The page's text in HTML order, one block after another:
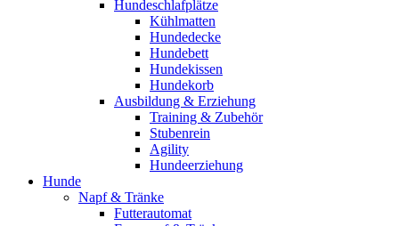
Hundeschlafplätze
Kühlmatten
Hundedecke
Hundebett
Hundekissen
Hundekorb
Ausbildung & Erziehung
Training & Zubehör
Stubenrein
Agility
Hundeerziehung
Hunde
Napf & Tränke
Futterautomat